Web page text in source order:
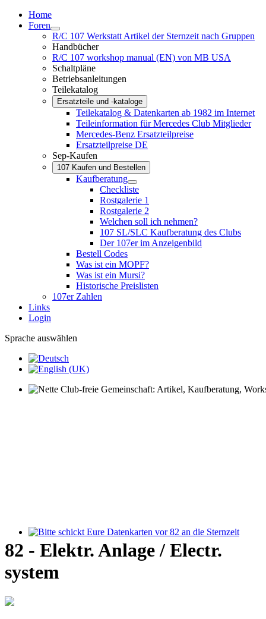
Home
Foren
R/C 107 Werkstatt Artikel der Sternzeit nach Gruppen
Handbücher
R/C 107 workshop manual (EN) von MB USA
Schaltpläne
Betriebsanleitungen
Teilekatalog
Ersatzteile und -kataloge
Teilekatalog & Datenkarten ab 1982 im Internet
Teileinformation für Mercedes Club Mitglieder
Mercedes-Benz Ersatzteilpreise
Ersatzteilpreise DE
Sep-Kaufen
107 Kaufen und Bestellen
Kaufberatung
Checkliste
Rostgalerie 1
Rostgalerie 2
Welchen soll ich nehmen?
107 SL/SLC Kaufberatung des Clubs
Der 107er im Anzeigenbild
Bestell Codes
Was ist ein MOPF?
Was ist ein Mursi?
Historische Preislisten
107er Zahlen
Links
Login
Sprache auswählen
Bitte schickt Eure Datenkarten vor 82 an die Sternzeit
82 - Elektr. Anlage / Electr.
system